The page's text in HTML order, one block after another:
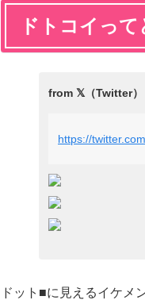
ドトコイっ
https://
ドット■に見えるイケメ